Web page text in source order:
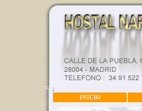
>
INICIO